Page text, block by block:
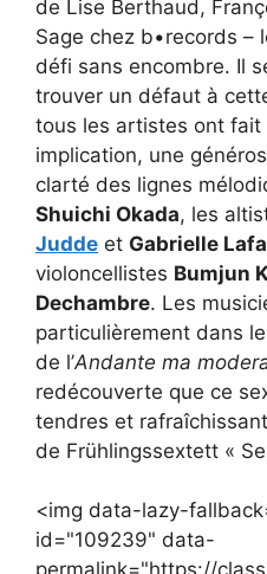
de Lise Berthaud,
Sage chez b•records –
défi sans encombre. Il
trouver un défaut à
tous les artistes ont fait
implication, une
clarté des lignes
Shuichi Okada, les
Judde et Gabrielle
violoncellistes Bumjun
Dechambre. Les
particulièrement dans
de l’Andante ma
redécouverte que ce
tendres et
de Frühlingssextett «
<img data-lazy-
id="109239" data-